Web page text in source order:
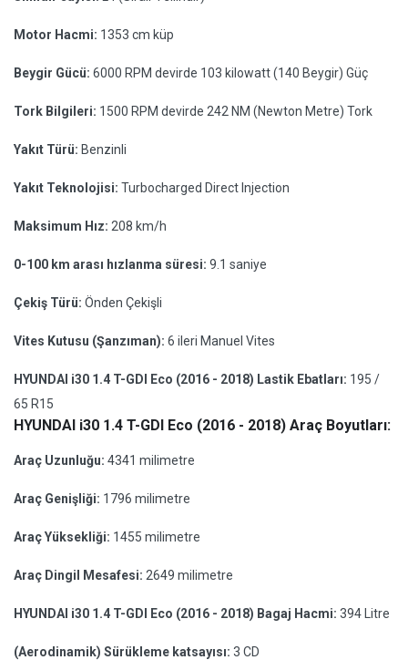
Motor Hacmi: 1353 cm küp
Beygir Gücü: 6000 RPM devirde 103 kilowatt (140 Beygir) Güç
Tork Bilgileri: 1500 RPM devirde 242 NM (Newton Metre) Tork
Yakıt Türü: Benzinli
Yakıt Teknolojisi: Turbocharged Direct Injection
Maksimum Hız: 208 km/h
0-100 km arası hızlanma süresi: 9.1 saniye
Çekiş Türü: Önden Çekişli
Vites Kutusu (Şanzıman): 6 ileri Manuel Vites
HYUNDAI i30 1.4 T-GDI Eco (2016 - 2018) Lastik Ebatları: 195 /
65 R15
HYUNDAI i30 1.4 T-GDI Eco (2016 - 2018) Araç Boyutları:
Araç Uzunluğu: 4341 milimetre
Araç Genişliği: 1796 milimetre
Araç Yüksekliği: 1455 milimetre
Araç Dingil Mesafesi: 2649 milimetre
HYUNDAI i30 1.4 T-GDI Eco (2016 - 2018) Bagaj Hacmi: 394 Litre
(Aerodinamik) Sürükleme katsayısı: 3 CD